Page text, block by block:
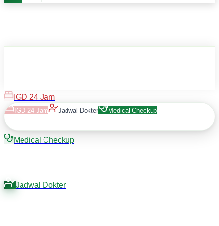
IGD 24 Jam
Medical Checkup
Jadwal Dokter
IGD 24 Jam Jadwal Dokter Medical Checkup